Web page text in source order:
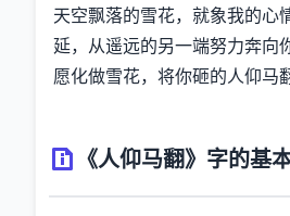
天空飘落的雪花，就象我的心
延，从遥远的另一端努力奔向
愿化做雪花，将你砸的人仰马
《人仰马翻》字的基